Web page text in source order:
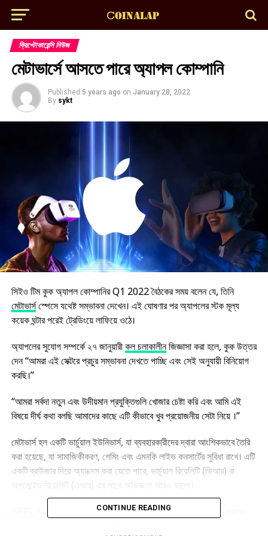
ক্রিপ্টোকারেন্সি নিউজ
মেটাভার্সে আসতে পারে অ্যাপল কোম্পানি
Published 5 years ago on January 28, 2022
By sykt
সিইও টিম কুক অ্যাপল কোম্পানির Q1 2022 বৈঠকের সময় বলেন যে, তিনি
মেটাভার্সস্পেসে যথেষ্ট সম্ভাবনা দেখেন। এই ঘোষণার পর অ্যাপলের স্টক মূল্য
কয়েক ঘন্টার পরেই ট্রেডিংয়ে লাফিয়ে ওঠে।
অ্যাপলের সুযোগ সম্পর্কে ২৭ জানুয়ারীকল চলাকালীনজিজ্ঞাসা করা হলে, কুক উত্তর
দেন “আমরা এই সেক্টরে প্রচুর সম্ভাবনা দেখতে পাচ্ছি এবং সেই অনুযায়ী বিনিয়োগ
করছি।”
“আমরা সর্বদা নতুন এবং উদীয়মান প্রযুক্তিগুলি খোজার চেষ্টা করি এবং আমি এই
বিষয়ে দীর্ঘ কথা বলছি আমাদের কাছে এটি কীভাবে খুব প্রয়োজনীয় সেটা নিয়ে ।”
মেটাভার্স হল একটি ভার্চুয়াল ইউনিভার্স, যা ব্যবহারকারীদের দ্বারা আংশিকভাবে তৈরি
করা হয়েছে, যা সামাজিকীকরণ, গেমিং এবং এমনকি লাইভ কনসার্টের সুবিধা রাখে। এটি
একটি ব্রাউজার দিয়ে অ্যাক্সেস করা যেতে পারে, ভার্চুয়াল রিয়েলিটি (ভিআর) বা
অগমেন্টেড রিয়েলিটি (এআর) এর সাথে অভিজ্ঞতা আরও ভালো।
নিয়মিত ট্রেডিং ঘন্টায় প্রায় ৩% কমে $১৫৯.২২ হয়েছিল, কিন্তু তারপর
CONTINUE READING